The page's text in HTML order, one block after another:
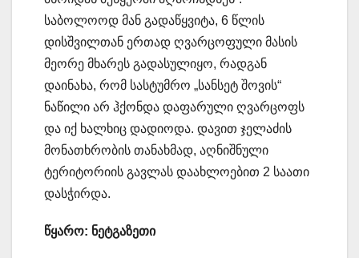
საბოლოოდ მან გადაწყვიტა, 6 წლის
დისშვილთან ერთად ღვარცოფული მასის
მეორე მხარეს გადასულიყო, რადგან
დაინახა, რომ სასტუმრო „სანსეტ შოვის“
ნაწილი არ ჰქონდა დაფარული ღვარცოფს
და იქ ხალხიც დადიოდა. დავით ჯელაძის
მონათხრობის თანახმად, აღნიშნული
ტერიტორიის გავლას დაახლოებით 2 საათი
დასჭირდა.
წყარო: ნეტგაზეთი